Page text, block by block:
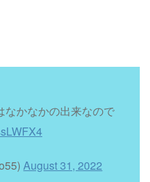
なかなかの出来なので
August 31, 2022